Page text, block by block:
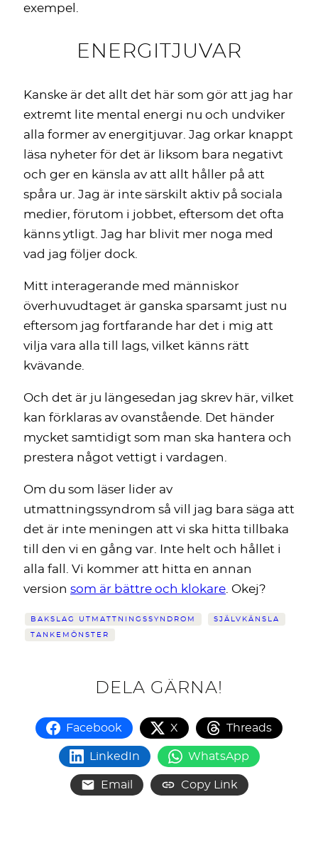
exempel.
ENERGITJUVAR
Kanske är det allt det här som gör att jag har
extremt lite mental energi nu och undviker
alla former av energitjuvar. Jag orkar knappt
läsa nyheter för det är liksom bara negativt
och ger en känsla av att allt håller på att
spåra ur. Jag är inte särskilt aktiv på sociala
medier, förutom i jobbet, eftersom det ofta
känns ytligt. Jag har blivit mer noga med
vad jag följer dock.
Mitt interagerande med människor
överhuvudtaget är ganska sparsamt just nu
eftersom jag fortfarande har det i mig att
vilja vara alla till lags, vilket känns rätt
kvävande.
Och det är ju längesedan jag skrev här, vilket
kan förklaras av ovanstående. Det händer
mycket samtidigt som man ska hantera och
prestera något vettigt i vardagen.
Om du som läser lider av
utmattningssyndrom så vill jag bara säga att
det är inte meningen att vi ska hitta tillbaka
till den vi en gång var. Inte helt och hållet i
alla fall. Vi kommer att hitta en annan
version som är bättre och klokare . Okej?
BAKSLAG UTMATTNINGSSYNDROM SJÄLVKÄNSLA
TANKEMÖNSTER
DELA GÄRNA!
Facebook X Threads
LinkedIn WhatsApp
Email Copy Link